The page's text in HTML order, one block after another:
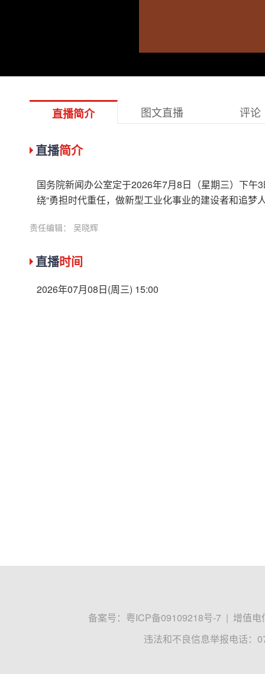
直播简介 图文直播 评论
直播简介
国务院新闻办公室定于2026年7月8日（星期三）下午
绕“勇担时代重任，做新型工业化事业的建设者和追梦
责任编辑： 吴晓辉
直播时间
2026年07月08日(周三) 15:00
备案号： 粤ICP备09109218号-7 | 增值电
违法和不良信息举报电话：